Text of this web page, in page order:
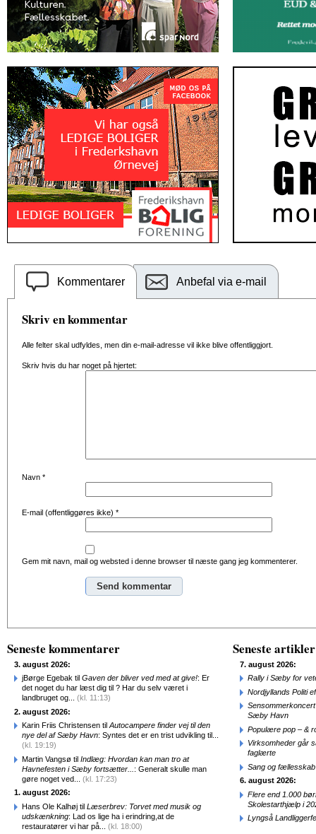
Kommentarer Anbefal via e-mail
Skriv en kommentar
Alle felter skal udfyldes, men din e-mail-adresse vil ikke blive offentliggjort.
Skriv hvis du har noget på hjertet:
Navn *
E-mail (offentliggøres ikke) *
Gem mit navn, mail og websted i denne browser til næste gang jeg kommenterer.
Seneste kommentarer
3. august 2026:
jBørge Egebak til Gaven der bliver ved med at give!: Er
det noget du har læst dig til ? Har du selv været i
landbruget og... (kl. 11:13)
2. august 2026:
Karin Friis Christensen til Autocampere finder vej til den
nye del af Sæby Havn: Syntes det er en trist udvikling til...
(kl. 19:19)
Martin Vangsø til Indlæg: Hvordan kan man tro at
Havnefesten i Sæby fortsætter... : Generalt skulle man
gøre noget ved... (kl. 17:23)
1. august 2026:
Hans Ole Kalhøj til Læserbrev: Torvet med musik og
udskænkning: Lad os lige ha i erindring,at de
restauratører vi har på... (kl. 18:00)
Seneste artikler
7. august 2026:
Rally i Sæby for
Nordjyllands Politi
Sæby Havn
Populære pop – &
Virksomheder går
faglærte
Sang og
6. august 2026:
Flere end 1.000
Skolestarthjælp i
Lyngså